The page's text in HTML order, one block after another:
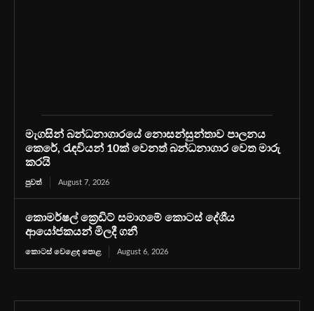
මැගසින් බන්ධනාගාරයේ නොසන්සුන්තාව පාලනය
කෙරේ, රැඳවියන් 10ක් වෙනත් බන්ධනාගාර වෙත මාරු
කරයි
පුවත් August 7, 2026
කොමර්ෂල් ක්‍රෙඩිට් සමාගමේ කොටස් දේශීය
ආයෝජකයන් මිලදී ගනී
කොටස් වෙළෙඳ පොළ August 6, 2026